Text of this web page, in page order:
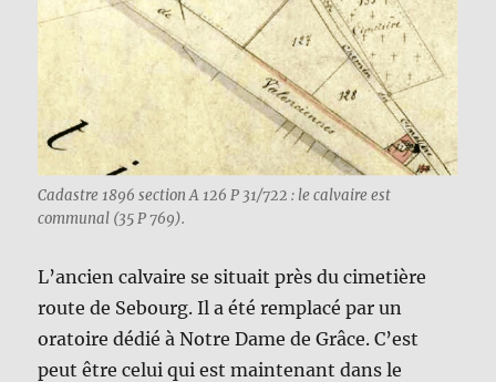
Cadastre 1896 section A 126 P 31/722 : le calvaire est
communal (35 P 769).
L’ancien calvaire se situait près du cimetière
route de Sebourg. Il a été remplacé par un
oratoire dédié à Notre Dame de Grâce. C’est
peut être celui qui est maintenant dans le